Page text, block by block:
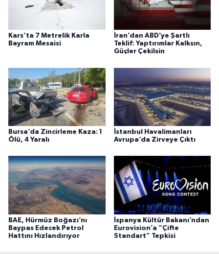
Kars’ta 7 Metrelik Karla
Bayram Mesaisi
İran’dan ABD’ye Şartlı
Teklif: Yaptırımlar Kalksın,
Güçler Çekilsin
Bursa’da Zincirleme Kaza: 1
Ölü, 4 Yaralı
İstanbul Havalimanları
Avrupa’da Zirveye Çıktı
BAE, Hürmüz Boğazı’nı
Baypas Edecek Petrol
Hattını Hızlandırıyor
İspanya Kültür Bakanı’ndan
Eurovision’a “Çifte
Standart” Tepkisi